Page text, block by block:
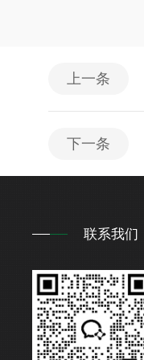
上一条
下一条
联系我们